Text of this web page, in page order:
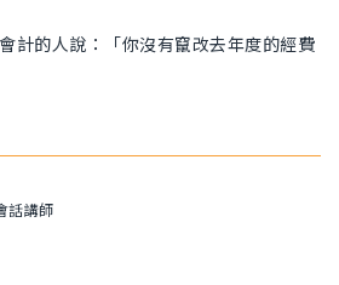
計的人說：「你沒有竄改去年度的經費
話講師